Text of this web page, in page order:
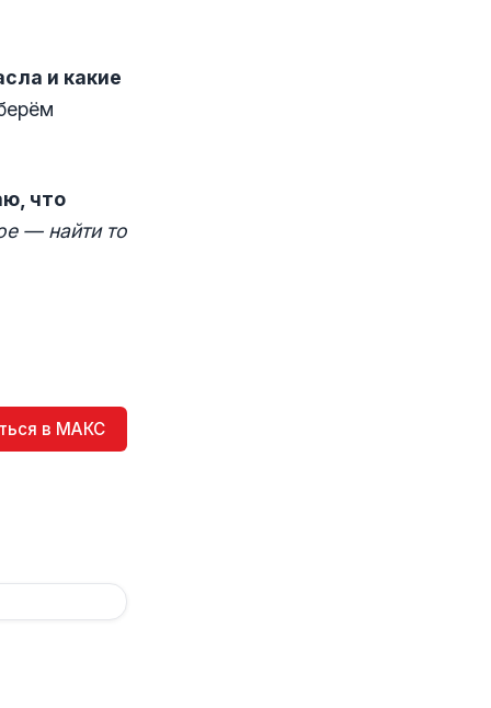
и какие
что
— найти то
в МАКС